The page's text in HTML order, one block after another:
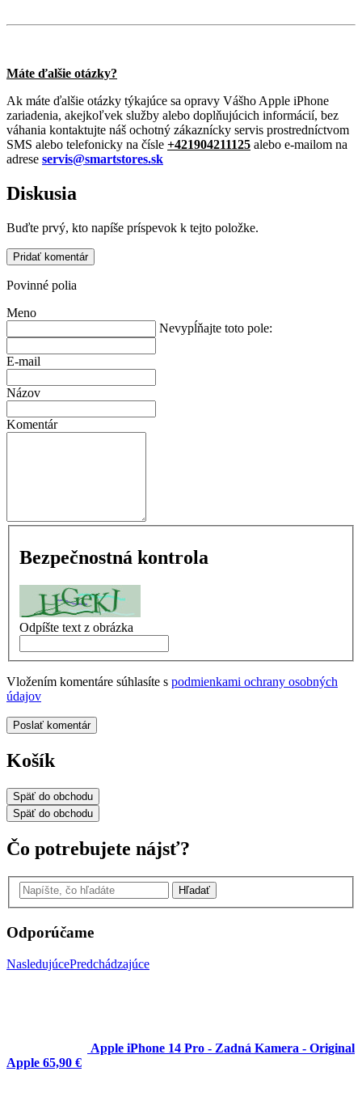
Máte ďalšie otázky?
Ak máte ďalšie otázky týkajúce sa opravy Vášho Apple iPhone
zariadenia, akejkoľvek služby alebo doplňujúcich informácií, bez
váhania kontaktujte náš ochotný zákaznícky servis prostredníctvom
SMS alebo telefonicky na čísle +421904211125 alebo e-mailom na
adrese servis@smartstores.sk
Diskusia
Buďte prvý, kto napíše príspevok k tejto položke.
Pridať komentár
Povinné polia
Meno
Nevypĺňajte toto pole:
E-mail
Názov
Komentár
Bezpečnostná kontrola
Odpíšte text z obrázka
Vložením komentáre súhlasíte s podmienkami ochrany osobných
údajov
Poslať komentár
Košík
Späť do obchodu
Späť do obchodu
Čo potrebujete nájsť?
Hľadať
Odporúčame
NasledujúcePredchádzajúce
Apple iPhone 14 Pro - Zadná Kamera - Original
Apple 65,90 €